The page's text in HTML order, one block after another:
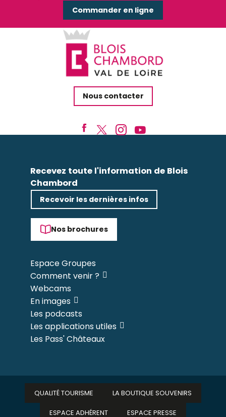
Commander en ligne
Nous contacter
Recevez toute l'information de Blois
Chambord
Recevoir les dernières infos
Nos brochures
Espace Groupes
Comment venir ?
Webcams
En images
Les podcasts
Les applications utiles
Les Pass' Châteaux
QUALITÉ TOURISME LA BOUTIQUE SOUVENIRS
ESPACE ADHÉRENT ESPACE PRESSE